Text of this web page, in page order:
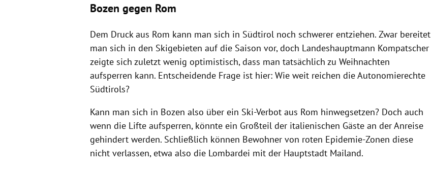
Bozen gegen Rom
Dem Druck aus Rom kann man sich in Südtirol noch schwerer entziehen. Zwar bereitet
man sich in den Skigebieten auf die Saison vor, doch Landeshauptmann Kompatscher
zeigte sich zuletzt wenig optimistisch, dass man tatsächlich zu Weihnachten
aufsperren kann. Entscheidende Frage ist hier: Wie weit reichen die Autonomierechte
Südtirols?
Kann man sich in Bozen also über ein Ski-Verbot aus Rom hinwegsetzen? Doch auch
wenn die Lifte aufsperren, könnte ein Großteil der italienischen Gäste an der Anreise
gehindert werden. Schließlich können Bewohner von roten Epidemie-Zonen diese
nicht verlassen, etwa also die Lombardei mit der Hauptstadt Mailand.